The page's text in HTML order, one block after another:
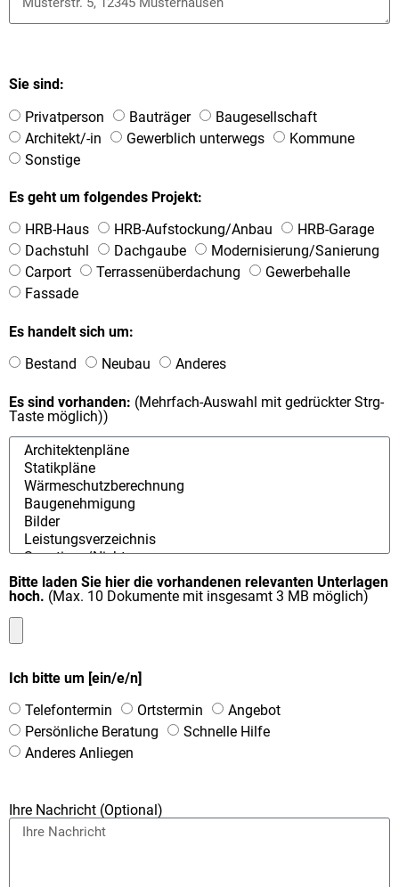
Sie sind:
Privatperson
Bauträger
Baugesellschaft
Architekt/-in
Gewerblich unterwegs
Kommune
Sonstige
Es geht um folgendes Projekt:
HRB-Haus
HRB-Aufstockung/Anbau
HRB-Garage
Dachstuhl
Dachgaube
Modernisierung/Sanierung
Carport
Terrassenüberdachung
Gewerbehalle
Fassade
Es handelt sich um:
Bestand
Neubau Anderes
Es sind vorhanden: (Mehrfach-Auswahl mit gedrückter Strg-
Taste möglich))
Bitte laden Sie hier die vorhandenen relevanten Unterlagen
hoch. (Max. 10 Dokumente mit insgesamt 3 MB möglich)
Ich bitte um [ein/e/n]
Telefontermin
Ortstermin
Angebot
Persönliche Beratung
Schnelle Hilfe
Anderes Anliegen
Ihre Nachricht (Optional)